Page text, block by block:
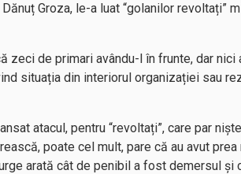
Groza, le-a luat “golanilor revoltați”
zeci de primari avându-l în frunte, dar nici
situația din interiorul organizației sau
atacul, pentru “revoltați”, care par
poate cel mult, pare că au avut
arată cât de penibil a fost demersul și